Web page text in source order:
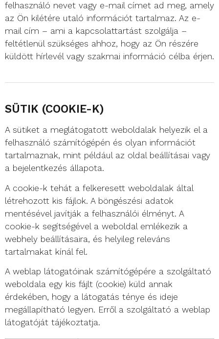
felhasználó nevet vagy e-mail címet ad meg, amely
az Ön kilétére utaló információt tartalmaz. Az e-
mail cím – ami a kapcsolattartást szolgálja –
feltétlenül szükséges ahhoz, hogy az Ön részére
küldött hírlevél vagy szakmai információ célba érjen.
SÜTIK (COOKIE-K)
A sütiket a meglátogatott weboldalak helyezik el a
felhasználó számítógépén és olyan információt
tartalmaznak, mint például az oldal beállításai vagy
a bejelentkezés állapota.
A cookie-k tehát a felkeresett weboldalak által
létrehozott kis fájlok. A böngészési adatok
mentésével javítják a felhasználói élményt. A
cookie-k segítségével a weboldal emlékezik a
webhely beállításaira, és helyileg releváns
tartalmakat kínál fel.
A weblap látogatóinak számítógépére a szolgáltató
weboldala egy kis fájlt (cookie) küld annak
érdekében, hogy a látogatás ténye és ideje
megállapítható legyen. Erről a szolgáltató a weblap
látogatóját tájékoztatja.